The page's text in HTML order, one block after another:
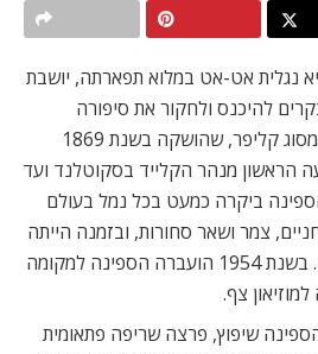
נגלית אט-אט במלוא תפארתה, יושבת
להיכנס ולחקור את סיפורה
המרתק. זוהי ספינת מפרש מסוג קליפר, שהושקה בשנת 1869
הראשון מנהר הקלייד בסקוטלנד ועד
ביקרה כמעט בכל נמל בעולם
צמר ושאר סחורות, ובזמנה הייתה
סמל לחוזק, מהירות וגדולה. בשנת 1954 הועברה הספינה למקומה
צף.
הספינה שיפוץ, פרצה שריפה פתאומית